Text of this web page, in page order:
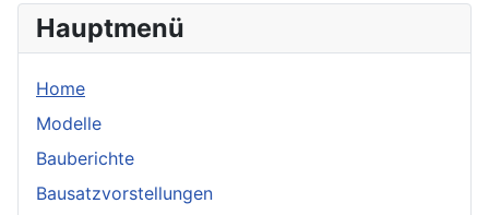
Hauptmenü
Home
Modelle
Bauberichte
Bausatzvorstellungen